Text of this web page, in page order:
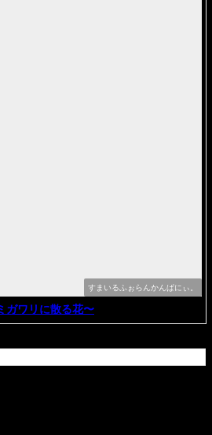
すまいるふぉらんかんぱにぃ。
ガワリに散る花〜